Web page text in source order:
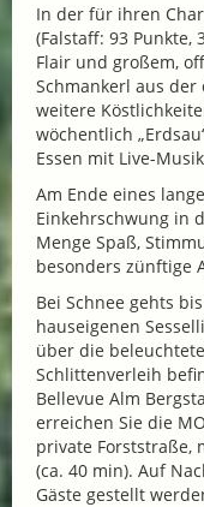
In der für ihren
(Falstaff: 93 Punkte,
Flair und großem,
Schmankerl aus der
weitere
wöchentlich
Essen mit Live-
Am Ende eines
Einkehrschwung in
Menge Spaß,
besonders zünftige
Bei Schnee gehts
hauseigenen
über die
Schlittenverleih
Bellevue Alm
erreichen Sie die
private Forststraße,
(ca. 40 min). Auf
Gäste gestellt